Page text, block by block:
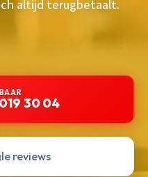
altijd terugbetaalt.
30 04
reviews